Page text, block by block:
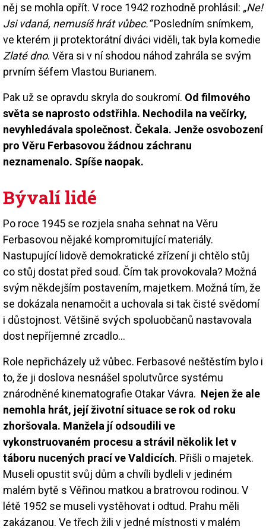
něj se mohla opřít. V roce 1942 rozhodně prohlásil: „Ne!
Jsi vdaná, nemusíš hrát vůbec.“Posledním snímkem,
ve kterém ji protektorátní diváci viděli, tak byla komedie
Zlaté dno. Věra si v ní shodou náhod zahrála se svým
prvním šéfem Vlastou Burianem.
Pak už se opravdu skryla do soukromí. Od filmového
světa se naprosto odstřihla. Nechodila na večírky,
nevyhledávala společnost. Čekala. Jenže osvobození
pro Věru Ferbasovou žádnou záchranu
neznamenalo. Spíše naopak.
Bývalí lidé
Po roce 1945 se rozjela snaha sehnat na Věru
Ferbasovou nějaké kompromitující materiály.
Nastupující lidově demokratické zřízení ji chtělo stůj
co stůj dostat před soud. Čím tak provokovala? Možná
svým někdejším postavením, majetkem. Možná tím, že
se dokázala nenamočit a uchovala si tak čisté svědomí
i důstojnost. Většině svých spoluobčanů nastavovala
dost nepříjemné zrcadlo…
Role nepřicházely už vůbec. Ferbasové neštěstím bylo i
to, že ji doslova nesnášel spolutvůrce systému
znárodněné kinematografie Otakar Vávra. Nejen že ale
nemohla hrát, její životní situace se rok od roku
zhoršovala. Manžela jí odsoudili ve
vykonstruovaném procesu a strávil několik let v
táboru nucených prací ve Valdicích. Přišli o majetek.
Museli opustit svůj dům a chvíli bydleli v jediném
malém bytě s Věřinou matkou a bratrovou rodinou. V
létě 1952 se museli vystěhovat i odtud. Prahu měli
zakázanou. Ve třech žili v jedné místnosti v malém